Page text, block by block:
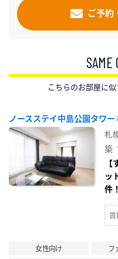
ご予約
SAME
こちらのお部屋に
ノースステイ中島公園タワ
札
築
ッ
件！
賃
女性向け フ